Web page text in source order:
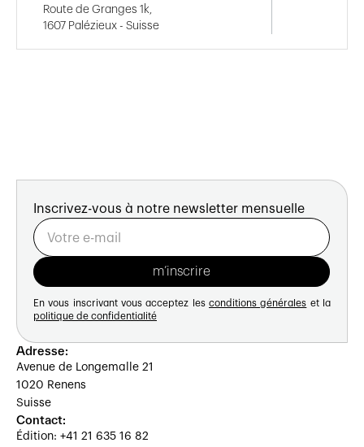
Route de Granges 1k,
1607 Palézieux - Suisse
Inscrivez-vous à notre newsletter mensuelle
En vous inscrivant vous acceptez les conditions générales et la
politique de confidentialité
Adresse:
Avenue de Longemalle 21
1020 Renens
Suisse
Contact:
Édition: +41 21 635 16 82